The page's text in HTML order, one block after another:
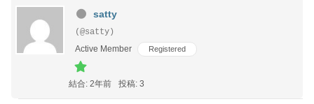
satty
(@satty)
Active Member
Registered
結合: 2年前 投稿: 3